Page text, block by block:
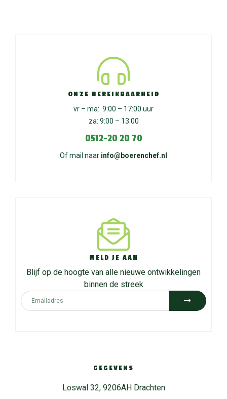
ONZE BEREIKBAARHEID
vr – ma: 9:00 – 17:00 uur
za: 9:00 – 13:00
0512-20 20 70
Of mail naar info@boerenchef.nl
MELD JE AAN
Blijf op de hoogte van alle nieuwe ontwikkelingen
binnen de streek
GEGEVENS
Loswal 32, 9206AH Drachten